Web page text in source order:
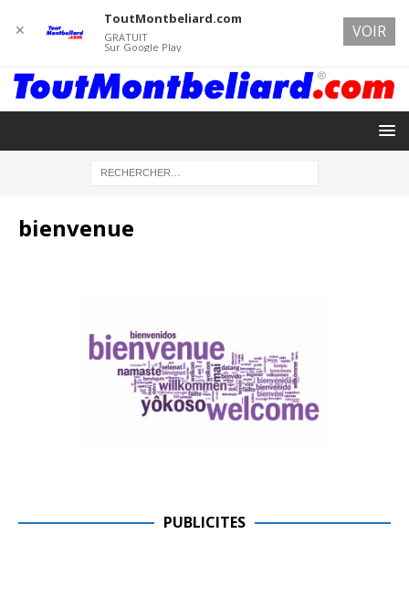
bienvenue
PUBLICITES
✕
ToutMontbeliard.com
GRATUIT
Sur Google Play
VOIR